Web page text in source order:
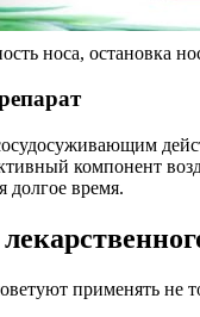
носа, остановка
компонент
долгое время.
применять не